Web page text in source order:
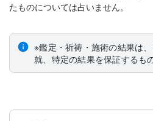
たものについては占いません。
※鑑定・祈祷・施術の結果は
就、特定の結果を保証するも